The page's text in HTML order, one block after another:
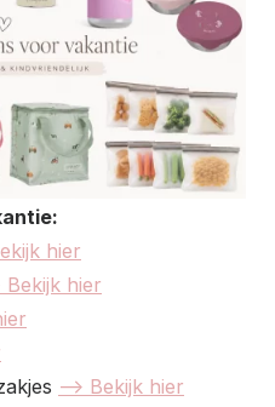
hier
Bekijk hier
–> Bekijk hier